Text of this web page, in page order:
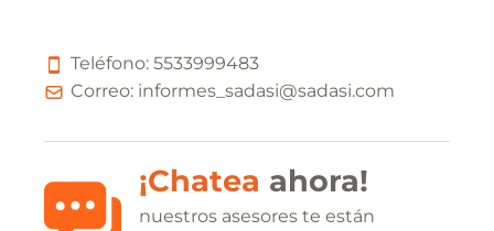
Teléfono: 5533999483
Correo: informes_sadasi@sadasi.com
¡Chatea ahora!
nuestros asesores te están